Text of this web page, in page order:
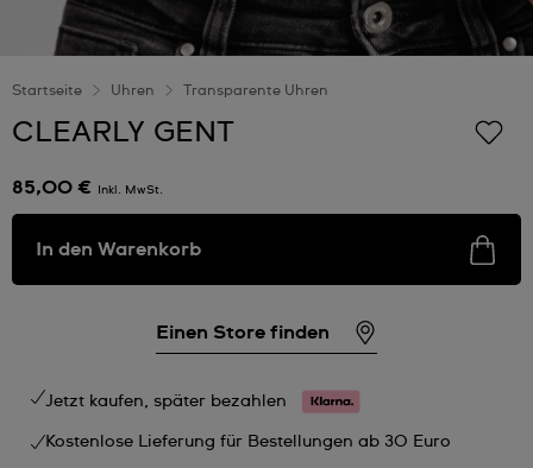
Startseite Uhren Transparente Uhren
CLEARLY GENT
85,00 € Inkl. MwSt.
In den Warenkorb
Einen Store finden
Jetzt kaufen, später bezahlen
Kostenlose Lieferung für Bestellungen ab 30 Euro